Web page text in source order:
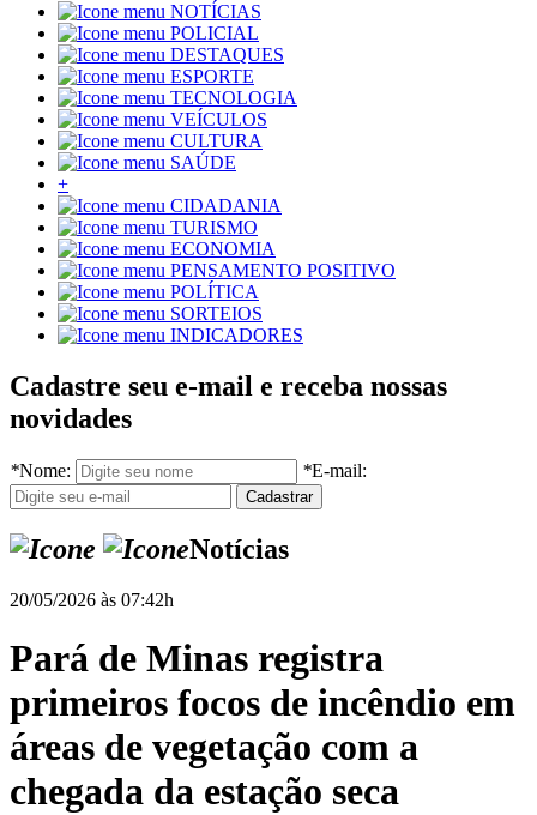
NOTÍCIAS
POLICIAL
DESTAQUES
ESPORTE
TECNOLOGIA
VEÍCULOS
CULTURA
SAÚDE
+
CIDADANIA
TURISMO
ECONOMIA
PENSAMENTO POSITIVO
POLÍTICA
SORTEIOS
INDICADORES
Cadastre seu e-mail e receba nossas
novidades
*Nome: *E-mail:
Notícias
20/05/2026 às 07:42h
Pará de Minas registra
primeiros focos de incêndio em
áreas de vegetação com a
chegada da estação seca